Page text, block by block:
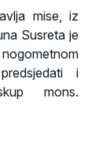
mise, iz
Susreta je
i
mons.